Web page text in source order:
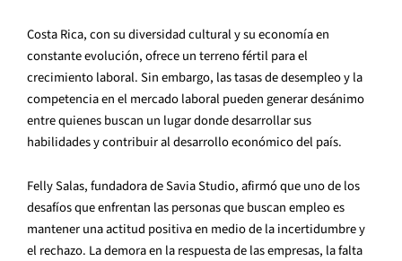
Costa Rica, con su diversidad cultural y su economía en
constante evolución, ofrece un terreno fértil para el
crecimiento laboral. Sin embargo, las tasas de desempleo y la
competencia en el mercado laboral pueden generar desánimo
entre quienes buscan un lugar donde desarrollar sus
habilidades y contribuir al desarrollo económico del país.
Felly Salas, fundadora de Savia Studio, afirmó que uno de los
desafíos que enfrentan las personas que buscan empleo es
mantener una actitud positiva en medio de la incertidumbre y
el rechazo. La demora en la respuesta de las empresas, la falta